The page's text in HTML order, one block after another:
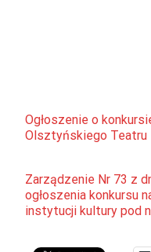
Ogłoszenie o
Olsztyńskiego
Zarządzenie Nr 73 z
ogłoszenia konkursu
instytucji kultury pod